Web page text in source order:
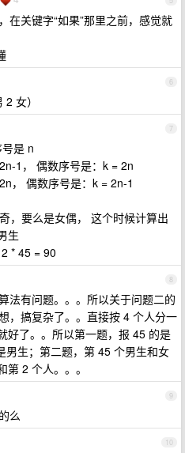
在关键字“如果”那里之前，感觉就
6
女）
7
是 n
1， 偶数序号是：k = 2n
， 偶数序号是：k = 2n-1
，要么是女偶， 这个时候计算出
生
* 45 = 90
8
法有问题。。。所以关于问题二的
，搞复杂了。。直接按 4 个人分一
好了。。所以第一题，报 45 的是
男生；第二题，第 45 个男生和女
2 个人。。。
9
么
10